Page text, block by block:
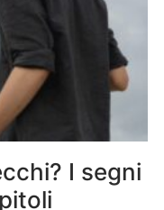
I segni